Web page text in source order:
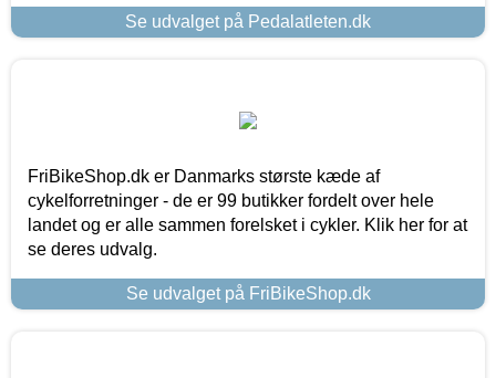
Se udvalget på Pedalatleten.dk
FriBikeShop.dk er Danmarks største kæde af
cykelforretninger - de er 99 butikker fordelt over hele
landet og er alle sammen forelsket i cykler. Klik her for at
se deres udvalg.
Se udvalget på FriBikeShop.dk